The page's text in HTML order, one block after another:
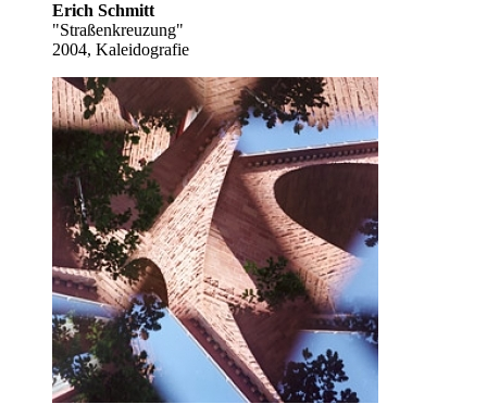
Erich Schmitt
"Straßenkreuzung"
2004, Kaleidografie